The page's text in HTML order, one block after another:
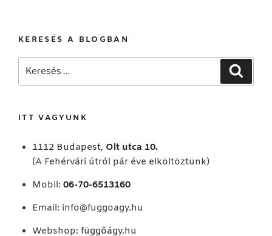
KERESÉS A BLOGBAN
Keresés
ITT VAGYUNK
1112 Budapest, Olt utca 10.
(A Fehérvári útról pár éve elköltöztünk)
Mobil: 06-70-6513160
Email: info@fuggoagy.hu
Webshop: függőágy.hu